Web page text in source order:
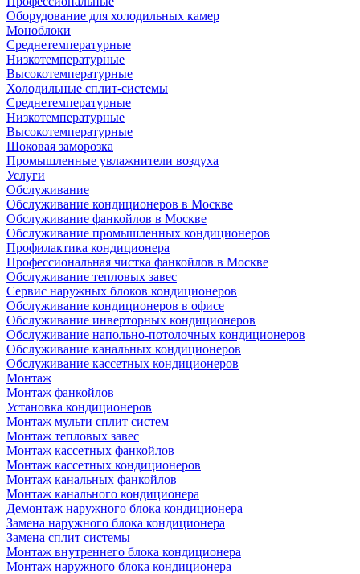
Оборудование для холодильных камер
Моноблоки
Среднетемпературные
Низкотемпературные
Высокотемпературные
Холодильные сплит-системы
Среднетемпературные
Низкотемпературные
Высокотемпературные
Шоковая заморозка
Промышленные увлажнители воздуха
Услуги
Обслуживание
Обслуживание кондиционеров в Москве
Обслуживание фанкойлов в Москве
Обслуживание промышленных кондиционеров
Профилактика кондиционера
Профессиональная чистка фанкойлов в Москве
Обслуживание тепловых завес
Сервис наружных блоков кондиционеров
Обслуживание кондиционеров в офисе
Обслуживание инверторных кондиционеров
Обслуживание напольно-потолочных кондиционеров
Обслуживание канальных кондиционеров
Обслуживание кассетных кондиционеров
Монтаж
Монтаж фанкойлов
Установка кондиционеров
Монтаж мульти сплит систем
Монтаж тепловых завес
Монтаж кассетных фанкойлов
Монтаж кассетных кондиционеров
Монтаж канальных фанкойлов
Монтаж канального кондиционера
Демонтаж наружного блока кондиционера
Замена наружного блока кондиционера
Замена сплит системы
Монтаж внутреннего блока кондиционера
Монтаж наружного блока кондиционера